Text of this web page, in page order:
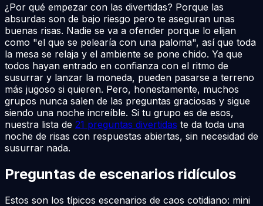
¿Por qué empezar con las divertidas? Porque las
absurdas son de bajo riesgo pero te aseguran unas
buenas risas. Nadie se va a ofender porque lo elijan
como "el que se pelearía con una paloma", así que toda
la mesa se relaja y el ambiente se pone chido. Ya que
todos hayan entrado en confianza con el ritmo de
susurrar y lanzar la moneda, pueden pasarse a terreno
más jugoso si quieren. Pero, honestamente, muchos
grupos nunca salen de las preguntas graciosas y sigue
siendo una noche increíble. Si tu grupo es de esos,
nuestra lista de 21 preguntas divertidas te da toda una
noche de risas con respuestas abiertas, sin necesidad de
susurrar nada.
Preguntas de escenarios ridículos
Estos son los típicos escenarios de caos cotidiano: mini